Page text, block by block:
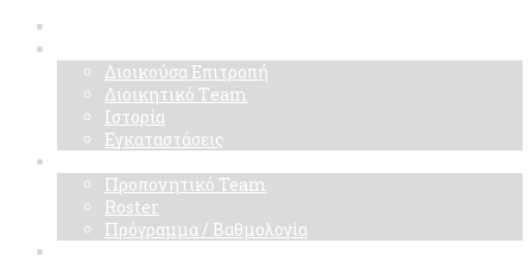
Διοικούσα Επιτροπή
Διοικητικό Τeam
Ιστορία
Εγκαταστάσεις
Προπονητικό Team
Roster
Πρόγραμμα / Βαθμολογία